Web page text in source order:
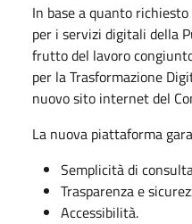
In base a quanto
per i servizi digitali della
frutto del lavoro
per la Trasformazione
nuovo sito internet del
La nuova piattaforma
Semplicità di
Trasparenza e
Accessibilità.